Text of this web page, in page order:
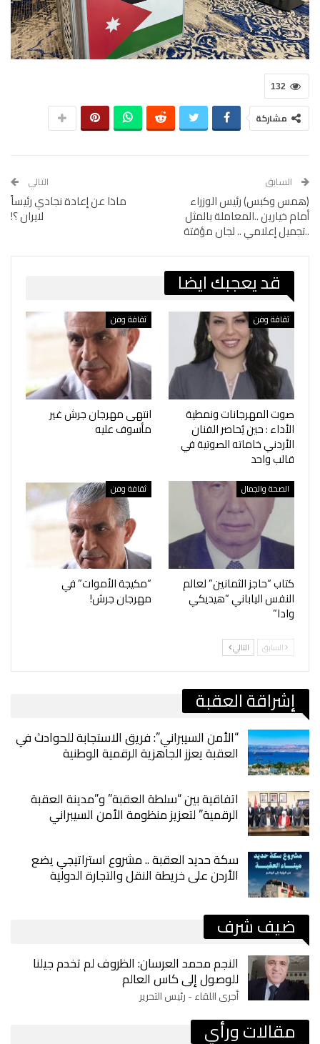
132
مشاركة
السابق
(همس وكبس) رئيس الوزراء
أمام خيارين ..المعاملة بالمثل
..تجميل إعلامي .. لجان مؤقتة
التالي
ماذا عن إعادة نجادي رئيساً
لايران ؟!
قد يعجبك ايضا
ثقافة وفن
صوت المهرجانات ونمطية
الأداء : حين يُحاصر الفنان
الأردني خاماته الصوتية في
قالب واحد
ثقافة وفن
انتهى مهرجان جرش غير
مأسوف عليه
الصحة والجمال
كتاب “حاجز الثمانين” لعالم
النفس الياباني “هيديكي
وادا”
ثقافة وفن
“مكيجة الأموات” في
مهرجان جرش!
السابق التالي
إشراقة العقبة
“الأمن السيبراني”: فريق الاستجابة للحوادث في
العقبة يعزز الجاهزية الرقمية الوطنية
اتفاقية بين “سلطة العقبة” و”مدينة العقبة
الرقمية” لتعزيز منظومة الأمن السيبراني
سكة حديد العقبة .. مشروع استراتيجي يضع
الأردن على خريطة النقل والتجارة الدولية
ضيف شرف
النجم محمد العرسان: الظروف لم تخدم جيلنا
للوصول إلى كاس العالم
أجرى اللقاء - رئيس التحرير
مقالات ورأي